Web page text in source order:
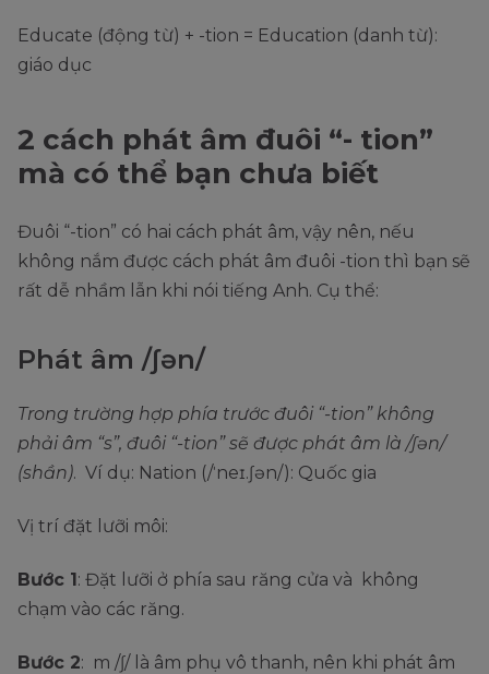
Educate (động từ) + -tion = Education (danh từ):
giáo dục
2 cách phát âm đuôi “- tion”
mà có thể bạn chưa biết
Đuôi “-tion” có hai cách phát âm, vậy nên, nếu
không nắm được cách phát âm đuôi -tion thì bạn sẽ
rất dễ nhầm lẫn khi nói tiếng Anh. Cụ thể:
Phát âm /ʃən/
Trong trường hợp phía trước đuôi “-tion” không
phải âm “s”, đuôi “-tion” sẽ được phát âm là /ʃən/
(shần). Ví dụ: Nation (/ˈneɪ.ʃən/): Quốc gia
Vị trí đặt lưỡi môi:
Bước 1: Đặt lưỡi ở phía sau răng cửa và không
chạm vào các răng.
Bước 2: m /ʃ/ là âm phụ vô thanh, nên khi phát âm